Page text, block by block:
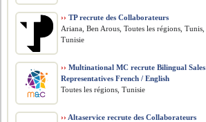
›› TP recrute des Collaborateurs
Ariana, Ben Arous, Toutes les régions, Tunis,
Tunisie
›› Multinational MC recrute Bilingual Sales
Representatives French / English
Toutes les régions, Tunisie
›› Altaservice recrute des Collaborateurs